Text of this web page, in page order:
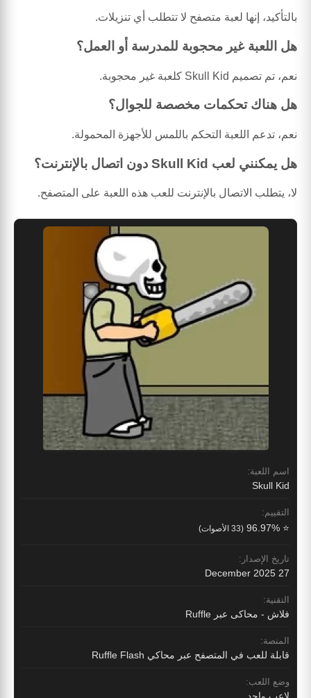
بالتأكيد، إنها لعبة متصفح لا تتطلب أي تنزيلات.
هل اللعبة غير محجوبة للمدرسة أو العمل؟
نعم، تم تصميم Skull Kid كلعبة غير محجوبة.
هل هناك تحكمات مخصصة للجوال؟
نعم، تدعم اللعبة التحكم باللمس للأجهزة المحمولة.
هل يمكنني لعب Skull Kid دون اتصال بالإنترنت؟
لا، يتطلب الاتصال بالإنترنت للعب هذه اللعبة على المتصفح.
اسم اللعبة:
Skull Kid
التقييم:
⭐ 96.97% (33 الأصوات)
تاريخ الإصدار:
27 December 2025
التقنية:
فلاش - محاكى عبر Ruffle
المنصة:
قابلة للعب في المتصفح عبر محاكي Ruffle Flash
وضع اللعب: